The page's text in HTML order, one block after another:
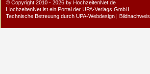
© Copyright 2010 - 2026 by HochzeitenNet.de
HochzeitenNet ist ein Portal der UPA-Verlags GmbH
Technische Betreuung durch UPA-Webdesign | Bildnachweis